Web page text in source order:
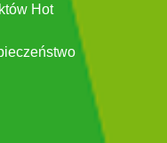
Hot